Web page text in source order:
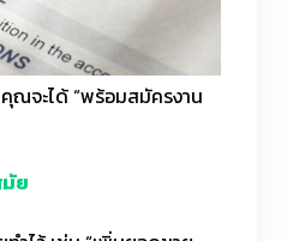
ณจะได้ “พร้อมสมัครงาน
ย